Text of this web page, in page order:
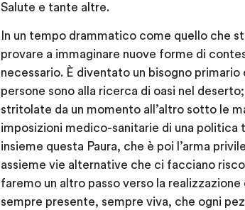
Salute e tante altre.
In un tempo drammatico come quello che
provare a immaginare nuove forme di
necessario. È diventato un bisogno
persone sono alla ricerca di oasi nel
stritolate da un momento all’altro sotto le
imposizioni medico-sanitarie di una politica
insieme questa Paura, che è poi l’arma
assieme vie alternative che ci facciano
faremo un altro passo verso la
sempre presente, sempre viva, che ogni